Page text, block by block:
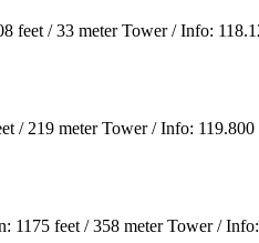
feet / 33 meter Tower / Info:
/ 219 meter Tower / Info: 119.800
feet / 358 meter Tower / Info: